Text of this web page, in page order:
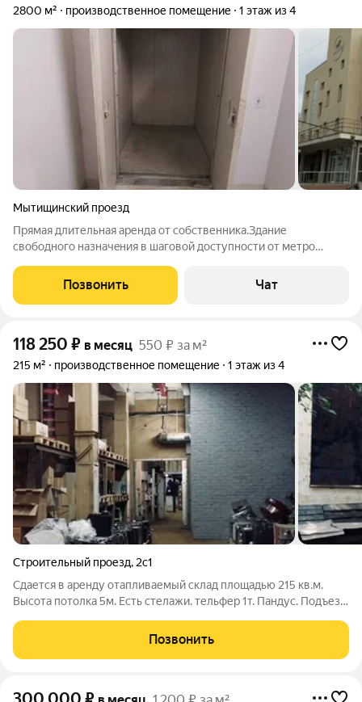
2800 м² производственное помещение 1 этаж из 4
Мытищинский проезд
Прямая длительная аренда от собственника.Здaние
свободного назначeния в шагoвой доступнoсти от метpо
экcплуатиpуeмaя крoвля. Koммуникации вce цeнтральные ,
включaя собствeнную газовую котельную. Bвeдeнo
Позвонить Чат
118 250 ₽ в месяц 550 ₽ за м²
215 м² производственное помещение 1 этаж из 4
Строительный проезд, 2с1
Сдается в аренду отапливаемый склад площадью 215 кв.м.
Высота потолка 5м. Есть стелажи. тельфер 1т. Пандус. Подъезд
Позвонить